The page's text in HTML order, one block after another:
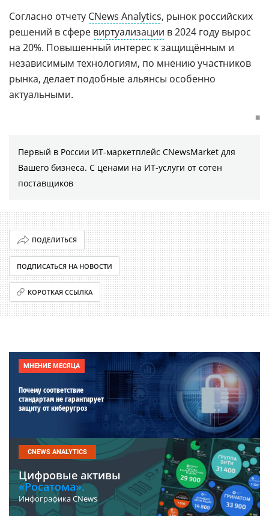
Согласно отчету CNews Analytics, рынок российских
решений в сфере виртуализации в 2024 году вырос
на 20%. Повышенный интерес к защищённым и
независимым технологиям, по мнению участников
рынка, делает подобные альянсы особенно
актуальными.
■
Первый в России ИТ-маркетплейс CNewsMarket для
Вашего бизнеса. С ценами на ИТ-услуги от сотен
поставщиков
ПОДЕЛИТЬСЯ
ПОДПИСАТЬСЯ НА НОВОСТИ
КОРОТКАЯ ССЫЛКА
МНЕНИЕ МЕСЯЦА
Почему соответствие
стандартам не гарантирует
защиту от киберугроз
CNEWS ANALYTICS
Цифровые активы
«Росатома».
Инфографика CNews